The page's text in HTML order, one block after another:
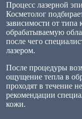
Процесс лазерной
Косметолог
зависимости от типа
обрабатываемую
после чего
лазером.
После процедуры
ощущение тепла в
проходят в течение
рекомендации
кожи.